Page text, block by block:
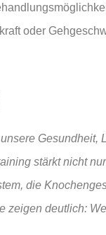
oder
Gesundheit,
stärkt nicht
die
zeigen deutlich: